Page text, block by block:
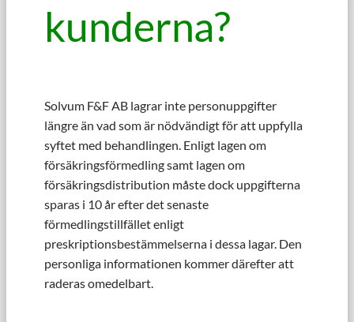
kunderna?
Solvum F&F AB lagrar inte personuppgifter
längre än vad som är nödvändigt för att uppfylla
syftet med behandlingen. Enligt lagen om
försäkringsförmedling samt lagen om
försäkringsdistribution måste dock uppgifterna
sparas i 10 år efter det senaste
förmedlingstillfället enligt
preskriptionsbestämmelserna i dessa lagar. Den
personliga informationen kommer därefter att
raderas omedelbart.